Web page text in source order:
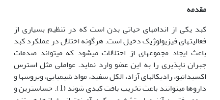
مقدمه
کبد یکی از اندام­های حیاتی بدن است که در تنظیم بسیاری از
فعالیت­های فیزیولوژیک دخیل است. هرگونه اختلال در عمل‏کرد کبد
باعث ایجاد مجموعه­ای از اختلالات می­شود که می­­تواند صدمات
جبران ناپذیری را به این عضو وارد نماید. عواملی مثل استرس
اکسیداتیو، رادیکال­های آزاد، الکل سفید، مواد شیمیایی، ویروس­ها و
داروها می­توانند باعث تخریب بافت کبدی شوند (1). حساس­ترین و